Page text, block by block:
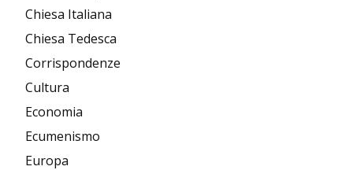
Chiesa Italiana
Chiesa Tedesca
Corrispondenze
Cultura
Economia
Ecumenismo
Europa